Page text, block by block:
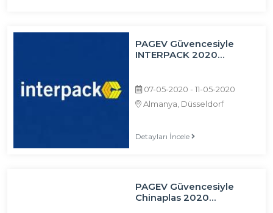
PAGEV Güvencesiyle
INTERPACK 2020
07-05-2020 - 11-05-2020
Almanya, Düsseldorf
Detayları İncele
PAGEV Güvencesiyle
Chinaplas 2020